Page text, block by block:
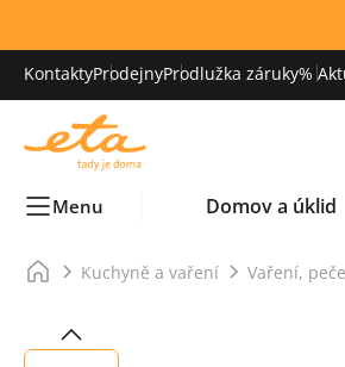
KontaktyProdejnyProdlužka záruky%
Menu Domov a úklid
Kuchyně a vaření Vaření,